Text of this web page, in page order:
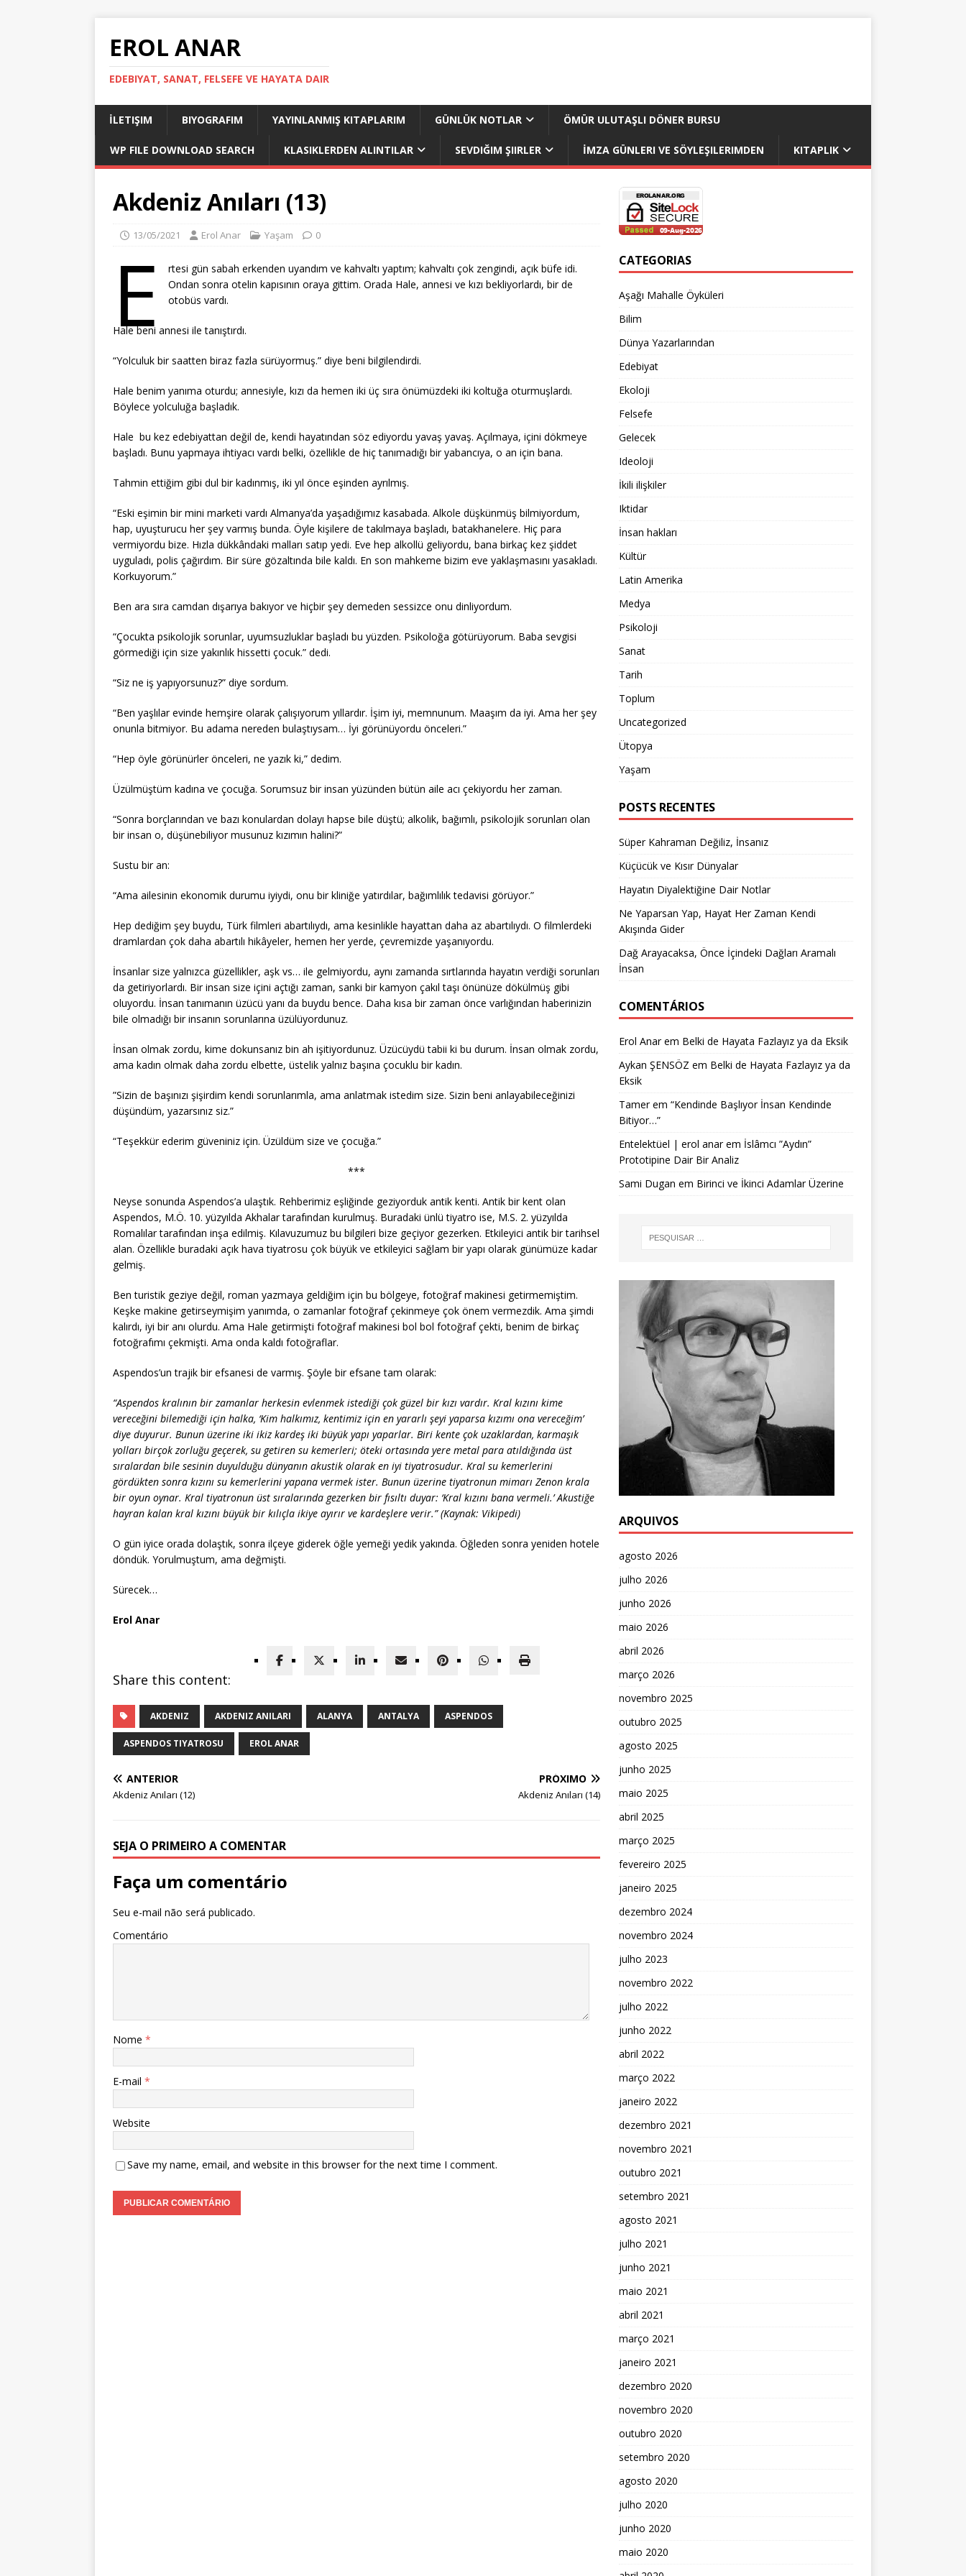
EROL ANAR
EDEBIYAT, SANAT, FELSEFE VE HAYATA DAIR
İLETIŞIM BIYOGRAFIM YAYINLANMIŞ KITAPLARIM GÜNLÜK NOTLAR ÖMÜR ULUTAŞLI DÖNER BURSU
WP FILE DOWNLOAD SEARCH KLASIKLERDEN ALINTILAR SEVDIĞIM ŞIIRLER İMZA GÜNLERI VE SÖYLEŞILERIMDEN KITAPLIK
Akdeniz Anıları (13)
13/05/2021 Erol Anar Yaşam 0
E
rtesi gün sabah erkenden uyandım ve kahvaltı yaptım; kahvaltı çok zengindi, açık büfe idi.
Ondan sonra otelin kapısının oraya gittim. Orada Hale, annesi ve kızı bekliyorlardı, bir de
otobüs vardı.
Hale beni annesi ile tanıştırdı.
“Yolculuk bir saatten biraz fazla sürüyormuş.” diye beni bilgilendirdi.
Hale benim yanıma oturdu; annesiyle, kızı da hemen iki üç sıra önümüzdeki iki koltuğa oturmuşlardı.
Böylece yolculuğa başladık.
Hale bu kez edebiyattan değil de, kendi hayatından söz ediyordu yavaş yavaş. Açılmaya, içini dökmeye
başladı. Bunu yapmaya ihtiyacı vardı belki, özellikle de hiç tanımadığı bir yabancıya, o an için bana.
Tahmin ettiğim gibi dul bir kadınmış, iki yıl önce eşinden ayrılmış.
“Eski eşimin bir mini marketi vardı Almanya’da yaşadığımız kasabada. Alkole düşkünmüş bilmiyordum,
hap, uyuşturucu her şey varmış bunda. Öyle kişilere de takılmaya başladı, batakhanelere. Hiç para
vermiyordu bize. Hızla dükkândaki malları satıp yedi. Eve hep alkollü geliyordu, bana birkaç kez şiddet
uyguladı, polis çağırdım. Bir süre gözaltında bile kaldı. En son mahkeme bizim eve yaklaşmasını yasakladı.
Korkuyorum.”
Ben ara sıra camdan dışarıya bakıyor ve hiçbir şey demeden sessizce onu dinliyordum.
“Çocukta psikolojik sorunlar, uyumsuzluklar başladı bu yüzden. Psikoloğa götürüyorum. Baba sevgisi
görmediği için size yakınlık hissetti çocuk.” dedi.
“Siz ne iş yapıyorsunuz?” diye sordum.
“Ben yaşlılar evinde hemşire olarak çalışıyorum yıllardır. İşim iyi, memnunum. Maaşım da iyi. Ama her şey
onunla bitmiyor. Bu adama nereden bulaştıysam… İyi görünüyordu önceleri.”
“Hep öyle görünürler önceleri, ne yazık ki,” dedim.
Üzülmüştüm kadına ve çocuğa. Sorumsuz bir insan yüzünden bütün aile acı çekiyordu her zaman.
“Sonra borçlarından ve bazı konulardan dolayı hapse bile düştü; alkolik, bağımlı, psikolojik sorunları olan
bir insan o, düşünebiliyor musunuz kızımın halini?”
Sustu bir an:
“Ama ailesinin ekonomik durumu iyiydi, onu bir kliniğe yatırdılar, bağımlılık tedavisi görüyor.”
Hep dediğim şey buydu, Türk filmleri abartılıydı, ama kesinlikle hayattan daha az abartılıydı. O filmlerdeki
dramlardan çok daha abartılı hikâyeler, hemen her yerde, çevremizde yaşanıyordu.
İnsanlar size yalnızca güzellikler, aşk vs… ile gelmiyordu, aynı zamanda sırtlarında hayatın verdiği sorunları
da getiriyorlardı. Bir insan size içini açtığı zaman, sanki bir kamyon çakıl taşı önünüze dökülmüş gibi
oluyordu. İnsan tanımanın üzücü yanı da buydu bence. Daha kısa bir zaman önce varlığından haberinizin
bile olmadığı bir insanın sorunlarına üzülüyordunuz.
İnsan olmak zordu, kime dokunsanız bin ah işitiyordunuz. Üzücüydü tabii ki bu durum. İnsan olmak zordu,
ama kadın olmak daha zordu elbette, üstelik yalnız başına çocuklu bir kadın.
”Sizin de başınızı şişirdim kendi sorunlarımla, ama anlatmak istedim size. Sizin beni anlayabileceğinizi
düşündüm, yazarsınız siz.”
“Teşekkür ederim güveniniz için. Üzüldüm size ve çocuğa.”
***
Neyse sonunda Aspendos’a ulaştık. Rehberimiz eşliğinde geziyorduk antik kenti. Antik bir kent olan
Aspendos, M.Ö. 10. yüzyılda Akhalar tarafından kurulmuş. Buradaki ünlü tiyatro ise, M.S. 2. yüzyılda
Romalılar tarafından inşa edilmiş. Kılavuzumuz bu bilgileri bize geçiyor gezerken. Etkileyici antik bir tarihsel
alan. Özellikle buradaki açık hava tiyatrosu çok büyük ve etkileyici sağlam bir yapı olarak günümüze kadar
gelmiş.
Ben turistik geziye değil, roman yazmaya geldiğim için bu bölgeye, fotoğraf makinesi getirmemiştim.
Keşke makine getirseymişim yanımda, o zamanlar fotoğraf çekinmeye çok önem vermezdik. Ama şimdi
kalırdı, iyi bir anı olurdu. Ama Hale getirmişti fotoğraf makinesi bol bol fotoğraf çekti, benim de birkaç
fotoğrafımı çekmişti. Ama onda kaldı fotoğraflar.
Aspendos’un trajik bir efsanesi de varmış. Şöyle bir efsane tam olarak:
“Aspendos kralının bir zamanlar herkesin evlenmek istediği çok güzel bir kızı vardır. Kral kızını kime
vereceğini bilemediği için halka, ‘Kim halkımız, kentimiz için en yararlı şeyi yaparsa kızımı ona vereceğim’
diye duyurur. Bunun üzerine iki ikiz kardeş iki büyük yapı yaparlar. Biri kente çok uzaklardan, karmaşık
yolları birçok zorluğu geçerek, su getiren su kemerleri; öteki ortasında yere metal para atıldığında üst
sıralardan bile sesinin duyulduğu dünyanın akustik olarak en iyi tiyatrosudur. Kral su kemerlerini
gördükten sonra kızını su kemerlerini yapana vermek ister. Bunun üzerine tiyatronun mimarı Zenon krala
bir oyun oynar. Kral tiyatronun üst sıralarında gezerken bir fısıltı duyar: ‘Kral kızını bana vermeli.’ Akustiğe
hayran kalan kral kızını büyük bir kılıçla ikiye ayırır ve kardeşlere verir.” (Kaynak: Vikipedi)
O gün iyice orada dolaştık, sonra ilçeye giderek öğle yemeği yedik yakında. Öğleden sonra yeniden hotele
döndük. Yorulmuştum, ama değmişti.
Sürecek…
Erol Anar
Share this content:
AKDENIZ AKDENIZ ANILARI ALANYA ANTALYA ASPENDOS
ASPENDOS TIYATROSU EROL ANAR
ANTERIOR
Akdeniz Anıları (12)
PRÓXIMO
Akdeniz Anıları (14)
SEJA O PRIMEIRO A COMENTAR
Faça um comentário
Seu e-mail não será publicado.
Comentário
Nome *
E-mail *
Website
Save my name, email, and website in this browser for the next time I comment.
CATEGORIAS
Aşağı Mahalle Öyküleri
Bilim
Dünya Yazarlarından
Edebiyat
Ekoloji
Felsefe
Gelecek
Ideoloji
İkili ilişkiler
Iktidar
İnsan hakları
Kültür
Latin Amerika
Medya
Psikoloji
Sanat
Tarih
Toplum
Uncategorized
Ütopya
Yaşam
POSTS RECENTES
Süper Kahraman Değiliz, İnsanız
Küçücük ve Kısır Dünyalar
Hayatın Diyalektiğine Dair Notlar
Ne Yaparsan Yap, Hayat Her Zaman Kendi
Akışında Gider
Dağ Arayacaksa, Önce İçindeki Dağları Aramalı
İnsan
COMENTÁRIOS
Erol Anarem Belki de Hayata Fazlayız ya da Eksik
Aykan ŞENSÖZ em Belki de Hayata Fazlayız ya da
Eksik
Tamerem “Kendinde Başlıyor İnsan Kendinde
Bitiyor…”
Entelektüel | erol anarem İslâmcı ”Aydın”
Prototipine Dair Bir Analiz
Sami Dugan em Birinci ve İkinci Adamlar Üzerine
ARQUIVOS
agosto 2026
julho 2026
junho 2026
maio 2026
abril 2026
março 2026
novembro 2025
outubro 2025
agosto 2025
junho 2025
maio 2025
abril 2025
março 2025
fevereiro 2025
janeiro 2025
dezembro 2024
novembro 2024
julho 2023
novembro 2022
julho 2022
junho 2022
abril 2022
março 2022
janeiro 2022
dezembro 2021
novembro 2021
outubro 2021
setembro 2021
agosto 2021
julho 2021
junho 2021
maio 2021
abril 2021
março 2021
janeiro 2021
dezembro 2020
novembro 2020
outubro 2020
setembro 2020
agosto 2020
julho 2020
junho 2020
maio 2020